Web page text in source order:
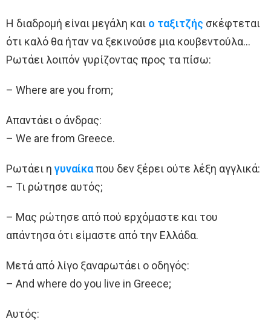
Η διαδρομή είναι μεγάλη και ο ταξιτζής σκέφτεται
ότι καλό θα ήταν να ξεκινούσε μια κουβεντούλα…
Ρωτάει λοιπόν γυρίζοντας προς τα πίσω:
– Where are you from;
Απαντάει ο άνδρας:
– We are from Greece.
Ρωτάει η γυναίκαπου δεν ξέρει ούτε λέξη αγγλικά:
– Τι ρώτησε αυτός;
– Μας ρώτησε από πού ερχόμαστε και του
απάντησα ότι είμαστε από την Ελλάδα.
Μετά από λίγο ξαναρωτάει ο οδηγός:
– And where do you live in Greece;
Αυτός: